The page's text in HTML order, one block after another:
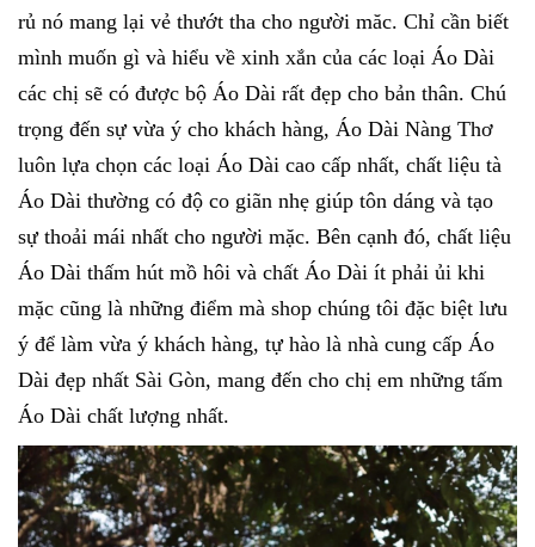
rủ nó mang lại vẻ thướt tha cho người măc. Chỉ cần biết
mình muốn gì và hiểu về xinh xắn của các loại Áo Dài
các chị sẽ có được bộ Áo Dài rất đẹp cho bản thân. Chú
trọng đến sự vừa ý cho khách hàng, Áo Dài Nàng Thơ
luôn lựa chọn các loại Áo Dài cao cấp nhất, chất liệu tà
Áo Dài thường có độ co giãn nhẹ giúp tôn dáng và tạo
sự thoải mái nhất cho người mặc. Bên cạnh đó, chất liệu
Áo Dài thấm hút mồ hôi và chất Áo Dài ít phải ủi khi
mặc cũng là những điểm mà shop chúng tôi đặc biệt lưu
ý để làm vừa ý khách hàng, tự hào là nhà cung cấp Áo
Dài đẹp nhất Sài Gòn, mang đến cho chị em những tấm
Áo Dài chất lượng nhất.